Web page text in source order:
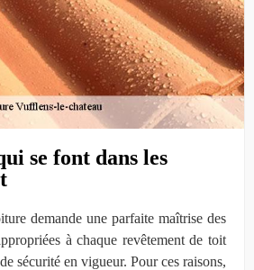
se font dans les
demande une parfaite maîtrise des
à chaque revêtement de toit
sécurité en vigueur. Pour ces raisons,